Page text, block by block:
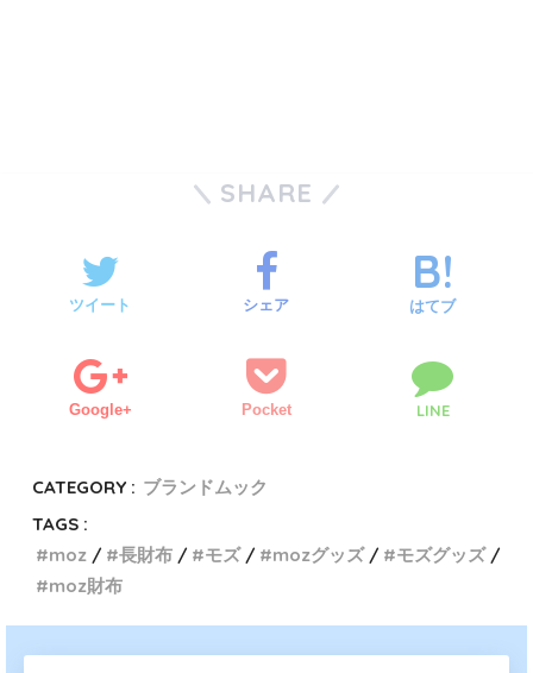
SHARE
ツイート シェア はてブ
Google+ Pocket LINE
CATEGORY : ブランドムック
TAGS :
moz
長財布 モズ mozグッズ
モズグッズ
moz財布